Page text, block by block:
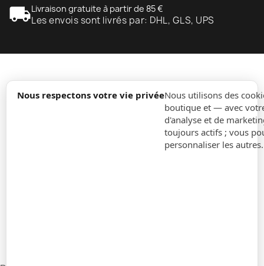
Nous respectons votre vie privéeNous utilisons des
boutique et — avec
d'analyse et de
toujours actifs ; vous
personnaliser les
local_shippingLivraison gratuite à partir de 85 €
Les envois sont livrés par: DHL, GLS, UPS
expand_more